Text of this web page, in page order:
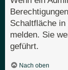
Schaltfläche
melden. Sie
geführt.
Nach oben